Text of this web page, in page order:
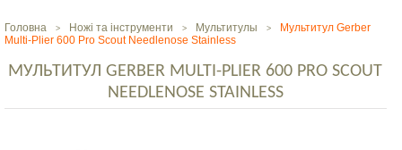
Головна > Ножі та інструменти > Мультитулы >
Мультитул Gerber
Multi-Plier 600 Pro Scout Needlenose Stainless
МУЛЬТИТУЛ GERBER MULTI-PLIER 600 PRO SCOUT
NEEDLENOSE STAINLESS